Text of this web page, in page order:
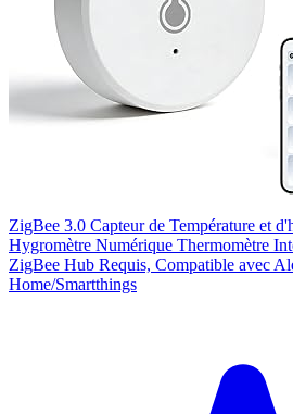
ZigBee 3.0 Capteur de Température et
Hygromètre Numérique Thermomètre
ZigBee Hub Requis, Compatible avec
Home/Smartthings